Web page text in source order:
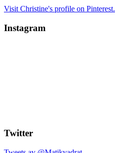
Visit Christine's profile on Pinterest.
Instagram
Twitter